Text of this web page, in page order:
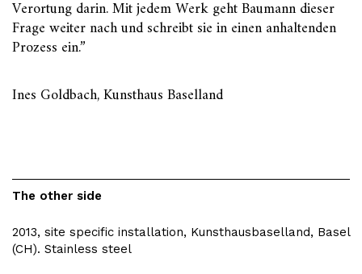
Verortung darin. Mit jedem Werk geht Baumann dieser
Frage weiter nach und schreibt sie in einen anhaltenden
Prozess ein.”
Ines Goldbach, Kunsthaus Baselland
The other side
2013, site specific installation, Kunsthausbaselland, Basel
(CH). Stainless steel